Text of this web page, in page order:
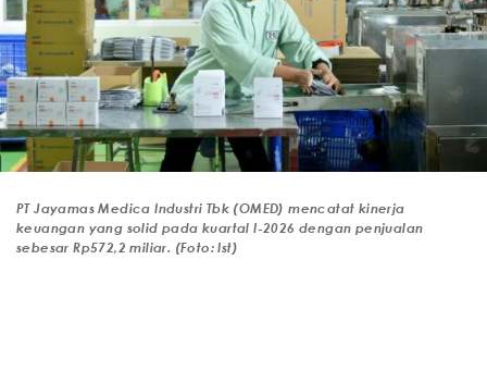
PT Jayamas Medica Industri Tbk (OMED) mencatat kinerja
keuangan yang solid pada kuartal I-2026 dengan penjualan
sebesar Rp572,2 miliar. (Foto: Ist)